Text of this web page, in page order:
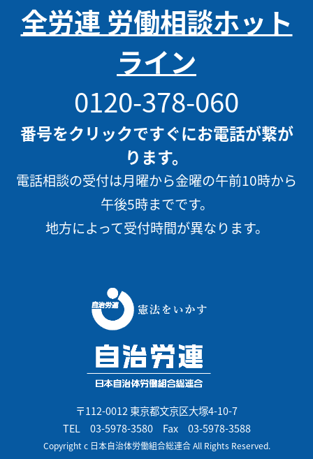
全労連 労働相談ホット
ライン
0120-378-060
番号をクリックですぐにお電話が繋が
ります。
電話相談の受付は月曜から金曜の午前10時から
午後5時までです。
地方によって受付時間が異なります。
〒112-0012 東京都文京区大塚4-10-7
TEL 03-5978-3580Fax 03-5978-3588
Copyright c 日本自治体労働組合総連合 All Rights Reserved.